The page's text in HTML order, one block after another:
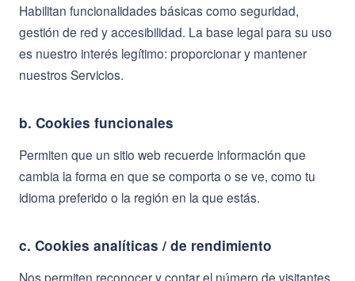
Habilitan funcionalidades básicas como seguridad,
gestión de red y accesibilidad. La base legal para su uso
es nuestro interés legítimo: proporcionar y mantener
nuestros Servicios.
b. Cookies funcionales
Permiten que un sitio web recuerde información que
cambia la forma en que se comporta o se ve, como tu
idioma preferido o la región en la que estás.
c. Cookies analíticas / de rendimiento
Nos permiten reconocer y contar el número de visitantes